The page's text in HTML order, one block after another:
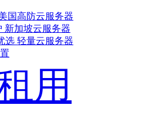
国高防云服务器
新加坡云服务器
选 轻量云服务器
用